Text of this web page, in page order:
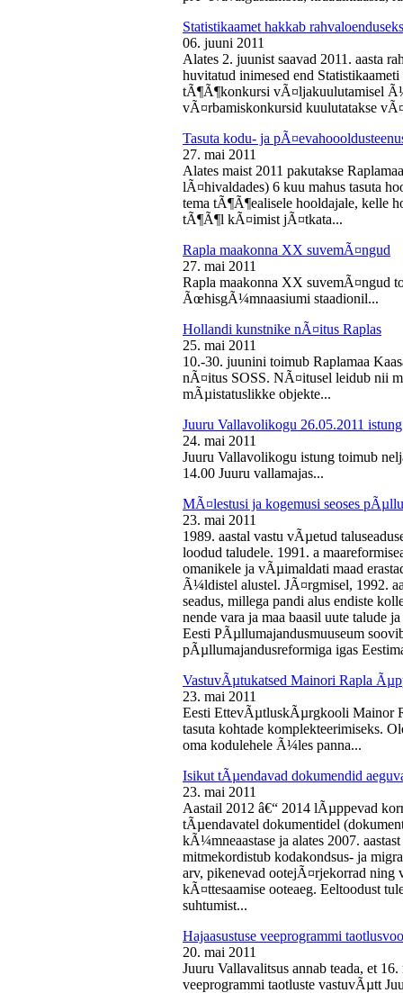
Statistikaamet hakkab
06. juuni 2011
Alates 2. juunist saavad 2011. aasta
huvitatud inimesed end
tÃ¶Ã¶konkursi vÃ¤ljakuulutamisel
vÃ¤rbamiskonkursid kuulutatakse
Tasuta kodu- ja
27. mai 2011
Alates maist 2011 pakutakse
lÃ¤hivaldades) 6 kuu mahus tasuta
tema tÃ¶Ã¶ealisele hooldajale, kelle
tÃ¶Ã¶l kÃ¤imist jÃ¤tkata...
Rapla maakonna XX suvemÃ¤ngud
27. mai 2011
Rapla maakonna XX suvemÃ¤ngud
ÃœhisgÃ¼mnaasiumi staadionil...
Hollandi kunstnike nÃ¤itus Raplas
25. mai 2011
10.-30. juunini toimub Raplamaa
nÃ¤itus SOSS. NÃ¤itusel leidub nii
mÃµistatuslikke objekte...
Juuru Vallavolikogu 26.05.2011 istung
24. mai 2011
Juuru Vallavolikogu istung toimub
14.00 Juuru vallamajas...
MÃ¤lestusi ja kogemusi seoses
23. mai 2011
1989. aastal vastu vÃµetud
loodud taludele. 1991. a
omanikele ja vÃµimaldati maad
Ã¼ldistel alustel. JÃ¤rgmisel, 1992.
seadus, millega pandi alus endiste
nende vara ja maa baasil uute talude
Eesti PÃµllumajandusmuuseum
pÃµllumajandusreformiga igas
VastuvÃµtukatsed Mainori Rapla
23. mai 2011
Eesti EttevÃµtluskÃµrgkooli Mainor
tasuta kohtade komplekteerimiseks.
oma kodulehele Ã¼les panna...
Isikut tÃµendavad dokumendid
23. mai 2011
Aastail 2012 â€“ 2014 lÃµppevad
tÃµendavatel dokumentidel
kÃ¼mneaastase ja alates 2007.
mitmekordistub kodakondsus- ja
arv, pikenevad ootejÃ¤rjekorrad ning
kÃ¤ttesaamise ooteaeg. Eeltoodust
suhtumist...
Hajaasustuse veeprogrammi
20. mai 2011
Juuru Vallavalitsus annab teada, et
veeprogrammi taotluste vastuvÃµtt